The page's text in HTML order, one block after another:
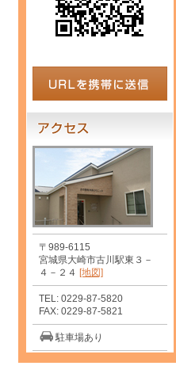
〒989-6115
宮城県大崎市古川駅東３－
４－２４ [地図]
TEL: 0229-87-5820
FAX: 0229-87-5821
駐車場あり